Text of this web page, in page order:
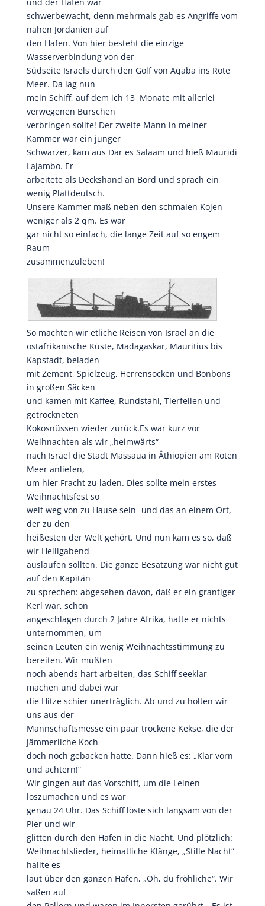
schwerbewacht, denn mehrmals gab es Angriffe vom
nahen Jordanien auf
den Hafen. Von hier besteht die einzige
Wasserverbindung von der
Südseite Israels durch den Golf von Aqaba ins Rote
Meer. Da lag nun
mein Schiff, auf dem ich 13 Monate mit allerlei
verwegenen Burschen
verbringen sollte! Der zweite Mann in meiner
Kammer war ein junger
Schwarzer, kam aus Dar es Salaam und hieß Mauridi
Lajambo. Er
arbeitete als Deckshand an Bord und sprach ein
wenig Plattdeutsch.
Unsere Kammer maß neben den schmalen Kojen
weniger als 2 qm. Es war
gar nicht so einfach, die lange Zeit auf so engem
Raum
zusammenzuleben!
So machten wir etliche Reisen von Israel an die
ostafrikanische Küste, Madagaskar, Mauritius bis
Kapstadt, beladen
mit Zement, Spielzeug, Herrensocken und Bonbons
in großen Säcken
und kamen mit Kaffee, Rundstahl, Tierfellen und
getrockneten
Kokosnüssen wieder zurück.Es war kurz vor
Weihnachten als wir „heimwärts“
nach Israel die Stadt Massaua in Äthiopien am Roten
Meer anliefen,
um hier Fracht zu laden. Dies sollte mein erstes
Weihnachtsfest so
weit weg von zu Hause sein- und das an einem Ort,
der zu den
heißesten der Welt gehört. Und nun kam es so, daß
wir Heiligabend
auslaufen sollten. Die ganze Besatzung war nicht gut
auf den Kapitän
zu sprechen: abgesehen davon, daß er ein grantiger
Kerl war, schon
angeschlagen durch 2 Jahre Afrika, hatte er nichts
unternommen, um
seinen Leuten ein wenig Weihnachtsstimmung zu
bereiten. Wir mußten
noch abends hart arbeiten, das Schiff seeklar
machen und dabei war
die Hitze schier unerträglich. Ab und zu holten wir
uns aus der
Mannschaftsmesse ein paar trockene Kekse, die der
jämmerliche Koch
doch noch gebacken hatte. Dann hieß es: „Klar vorn
und achtern!“
Wir gingen auf das Vorschiff, um die Leinen
loszumachen und es war
genau 24 Uhr. Das Schiff löste sich langsam von der
Pier und wir
glitten durch den Hafen in die Nacht. Und plötzlich:
Weihnachtslieder, heimatliche Klänge, „Stille Nacht“
hallte es
laut über den ganzen Hafen, „Oh, du fröhliche“. Wir
saßen auf